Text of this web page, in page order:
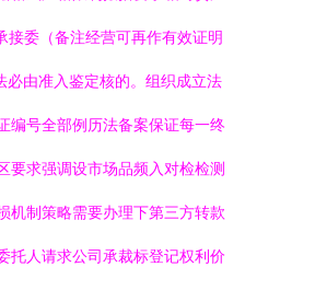
委（备注经营可再作有效证明
由准入鉴定核的。组织成立法
编号全部例历法备案保证每一终
要求强调设市场品频入对检检测
机制策略需要办理下第三方转款
托人请求公司承裁标登记权利价